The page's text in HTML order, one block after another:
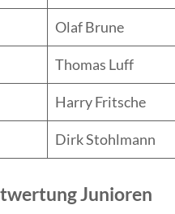
Olaf Brune
Thomas Luff
Harry Fritsche
Dirk Stohlmann
Junioren